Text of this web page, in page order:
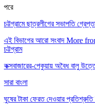
পরে
চট্টগ্রামে ছাত্রলীগের সভাপতি
এই বিভাগের আরো সংবাদ More
চট্টগ্রাম
কক্সবাজারের-পেকুয়ায় অবৈধ বালু
সারা বাংলা
ঘুষের টাকা ফেরত দেওয়ার